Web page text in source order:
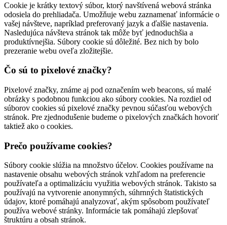
Cookie je krátky textový súbor, ktorý navštívená webová stránka
odosiela do prehliadača. Umožňuje webu zaznamenať informácie o
vašej návšteve, napríklad preferovaný jazyk a ďalšie nastavenia.
Nasledujúca návšteva stránok tak môže byť jednoduchšia a
produktívnejšia. Súbory cookie sú dôležité. Bez nich by bolo
prezeranie webu oveľa zložitejšie.
Čo sú to pixelové značky?
Pixelové značky, známe aj pod označením web beacons, sú malé
obrázky s podobnou funkciou ako súbory cookies. Na rozdiel od
súborov cookies sú pixelové značky pevnou súčasťou webových
stránok. Pre zjednodušenie budeme o pixelových značkách hovoriť
taktiež ako o cookies.
Prečo používame cookies?
Súbory cookie slúžia na množstvo účelov. Cookies používame na
nastavenie obsahu webových stránok vzhľadom na preferencie
používateľa a optimalizáciu využitia webových stránok. Takisto sa
používajú na vytvorenie anonymných, súhrnných štatistických
údajov, ktoré pomáhajú analyzovať, akým spôsobom používateľ
používa webové stránky. Informácie tak pomáhajú zlepšovať
štruktúru a obsah stránok.